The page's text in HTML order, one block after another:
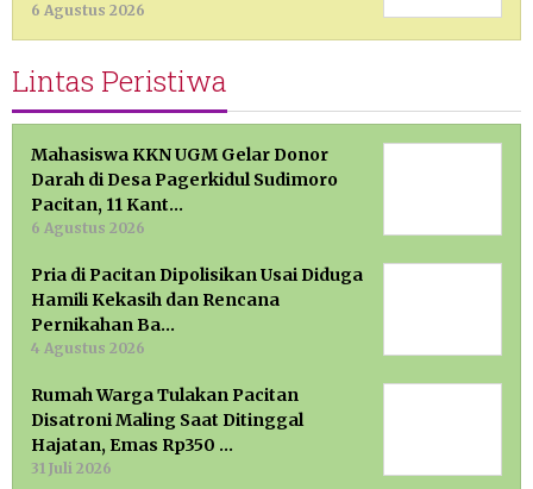
6 Agustus 2026
Lintas Peristiwa
Mahasiswa KKN UGM Gelar Donor
Darah di Desa Pagerkidul Sudimoro
Pacitan, 11 Kant…
6 Agustus 2026
Pria di Pacitan Dipolisikan Usai Diduga
Hamili Kekasih dan Rencana
Pernikahan Ba…
4 Agustus 2026
Rumah Warga Tulakan Pacitan
Disatroni Maling Saat Ditinggal
Hajatan, Emas Rp350 …
31 Juli 2026